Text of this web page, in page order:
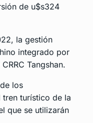
de u$s324
la gestión
integrado por
Tangshan.
los
tren turístico de la
que se utilizarán